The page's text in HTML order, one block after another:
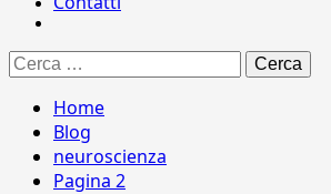
Ricerca
per:
Home
Blog
neuroscienza
Pagina 2